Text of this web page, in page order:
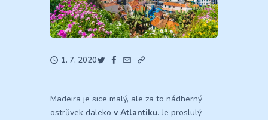
1. 7. 2020
Madeira je sice malý, ale za to nádherný
ostrůvek daleko v Atlantiku. Je proslulý